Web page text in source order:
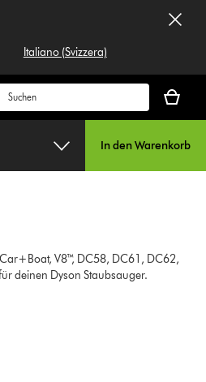
Italiano (Svizzera)
ist
In den Warenkorb
V8™, DC58, DC61, DC62,
deinen Dyson Staubsauger.